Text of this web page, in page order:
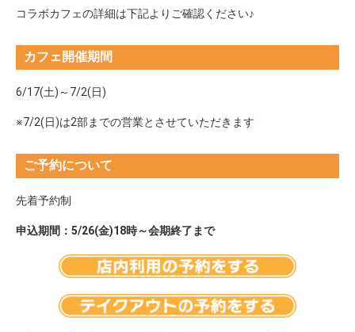
コラボカフェの詳細は下記よりご確認ください♪
カフェ開催期間
6/17(土)～7/2(日)
※7/2(日)は2部までの営業とさせていただきます
ご予約について
先着予約制
申込期間：5/26(金)18時～会期終了まで